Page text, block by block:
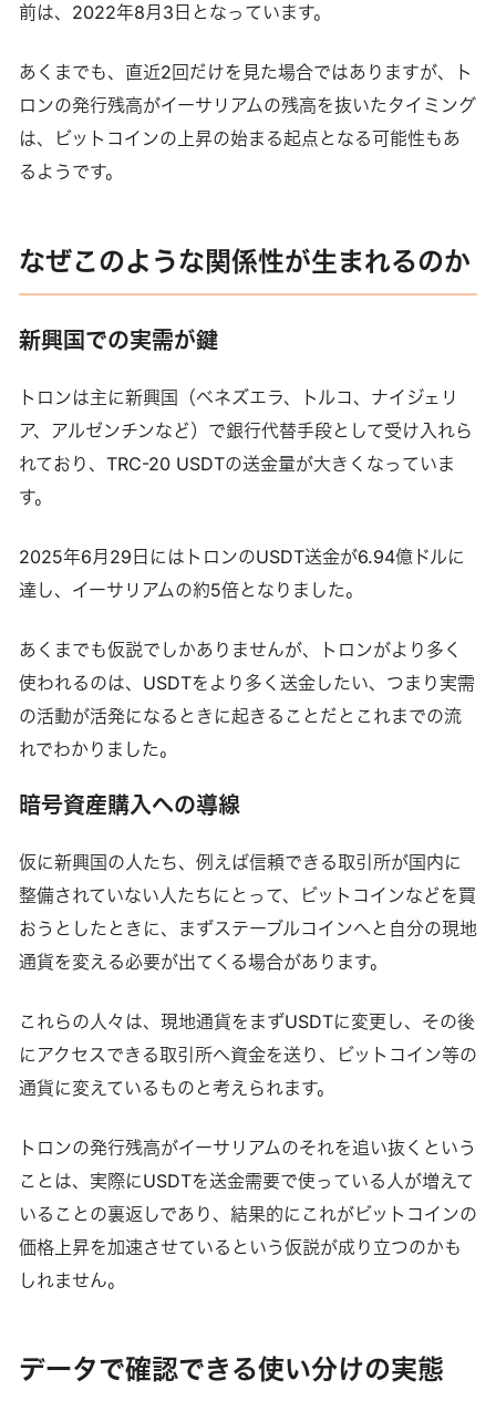
前は、2022年8月3日となっています。
あくまでも、直近2回だけを見た場合ではありますが、ト
ロンの発行残高がイーサリアムの残高を抜いたタイミング
は、ビットコインの上昇の始まる起点となる可能性もあ
るようです。
なぜこのような関係性が生まれるのか
新興国での実需が鍵
トロンは主に新興国（ベネズエラ、トルコ、ナイジェリ
ア、アルゼンチンなど）で銀行代替手段として受け入れら
れており、TRC-20 USDTの送金量が大きくなっていま
す。
2025年6月29日にはトロンのUSDT送金が6.94億ドルに
達し、イーサリアムの約5倍となりました。
あくまでも仮説でしかありませんが、トロンがより多く
使われるのは、USDTをより多く送金したい、つまり実需
の活動が活発になるときに起きることだとこれまでの流
れでわかりました。
暗号資産購入への導線
仮に新興国の人たち、例えば信頼できる取引所が国内に
整備されていない人たちにとって、ビットコインなどを買
おうとしたときに、まずステーブルコインへと自分の現地
通貨を変える必要が出てくる場合があります。
これらの人々は、現地通貨をまずUSDTに変更し、その後
にアクセスできる取引所へ資金を送り、ビットコイン等の
通貨に変えているものと考えられます。
トロンの発行残高がイーサリアムのそれを追い抜くという
ことは、実際にUSDTを送金需要で使っている人が増えて
いることの裏返しであり、結果的にこれがビットコインの
価格上昇を加速させているという仮説が成り立つのかも
しれません。
データで確認できる使い分けの実態